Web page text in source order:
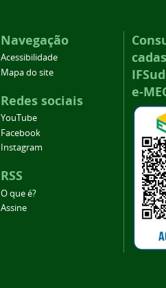
Navegação
Acessibilidade
Mapa do site
Redes sociais
YouTube
Facebook
Instagram
RSS
O que é?
Assine
e-